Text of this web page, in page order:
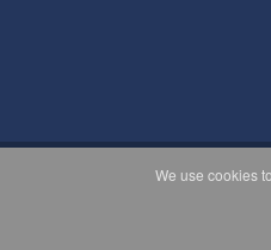
We use cookies